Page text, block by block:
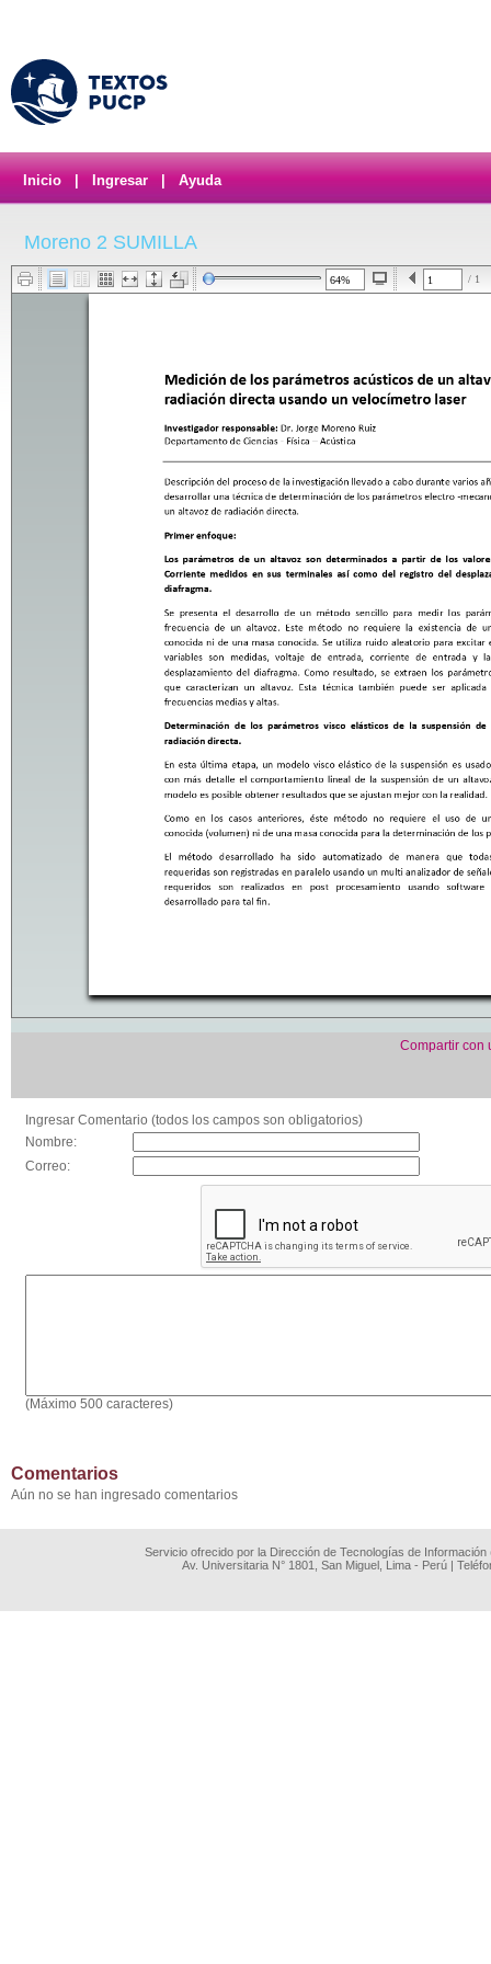
Inicio Ingresar Ayuda
Moreno 2 SUMILLA
/ 1
Compartir con
Ingresar Comentario (todos los campos son obligatorios)
Nombre:
Correo:
(Máximo 500 caracteres)
Comentarios
Aún no se han ingresado comentarios
Servicio ofrecido por la Dirección de Tecnologías de
Av. Universitaria N° 1801, San Miguel, Lima - Perú |